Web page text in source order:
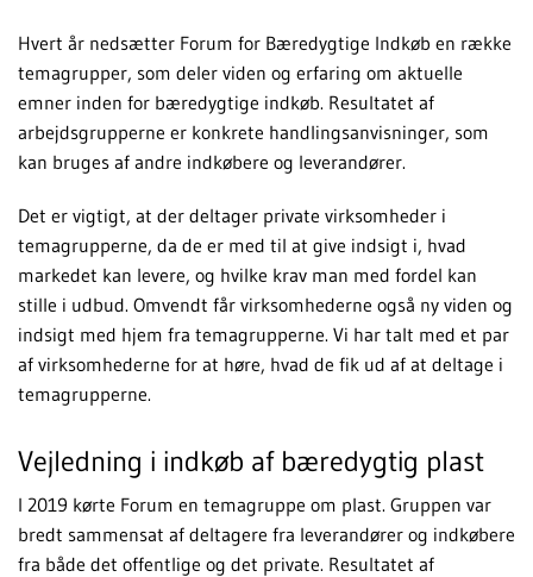
Hvert år nedsætter Forum for Bæredygtige Indkøb en række
temagrupper, som deler viden og erfaring om aktuelle
emner inden for bæredygtige indkøb. Resultatet af
arbejdsgrupperne er konkrete handlingsanvisninger, som
kan bruges af andre indkøbere og leverandører.
Det er vigtigt, at der deltager private virksomheder i
temagrupperne, da de er med til at give indsigt i, hvad
markedet kan levere, og hvilke krav man med fordel kan
stille i udbud. Omvendt får virksomhederne også ny viden og
indsigt med hjem fra temagrupperne. Vi har talt med et par
af virksomhederne for at høre, hvad de fik ud af at deltage i
temagrupperne.
Vejledning i indkøb af bæredygtig plast
I 2019 kørte Forum en temagruppe om plast. Gruppen var
bredt sammensat af deltagere fra leverandører og indkøbere
fra både det offentlige og det private. Resultatet af